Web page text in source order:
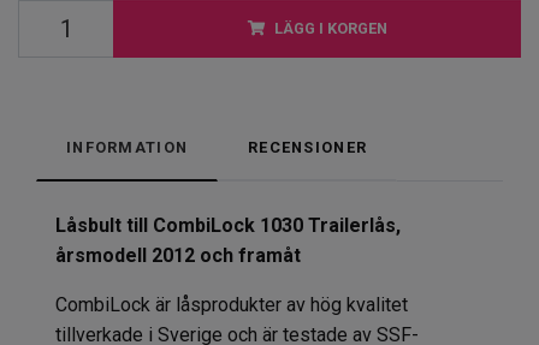
LÄGG I KORGEN
INFORMATION RECENSIONER
Låsbult till CombiLock 1030 Trailerlås,
årsmodell 2012 och framåt
CombiLock är låsprodukter av hög kvalitet
tillverkade i Sverige och är testade av SSF-